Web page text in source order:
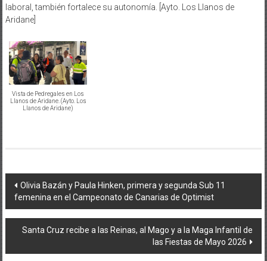
laboral, también fortalece su autonomía. [Ayto. Los Llanos de
Aridane]
Vista de Pedregales en Los
Llanos de Aridane. (Ayto. Los
Llanos de Aridane)
Navegación
de
entradas
Olivia Bazán y Paula Hinken, primera y segunda Sub 11
femenina en el Campeonato de Canarias de Optimist
Santa Cruz recibe a las Reinas, al Mago y a la Maga Infantil de
las Fiestas de Mayo 2026